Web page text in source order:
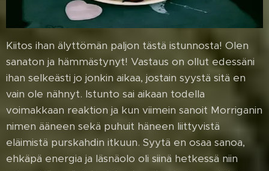
Kiitos ihan älyttömän paljon tästä istunnosta! Olen
sanaton ja hämmästynyt! Vastaus on ollut edessäni
ihan selkeästi jo jonkin aikaa, jostain syystä sitä en
vain ole nähnyt. Istunto sai aikaan todella
voimakkaan reaktion ja kun viimein sanoit Morriganin
nimen ääneen sekä puhuit häneen liittyvistä
eläimistä purskahdin itkuun. Syytä en osaa sanoa,
ehkäpä energia ja läsnäolo oli siinä hetkessä niin